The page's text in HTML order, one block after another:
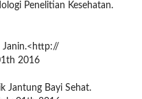
Penelitian Kesehatan.
Janin.<http://
2016
Jantung Bayi Sehat.